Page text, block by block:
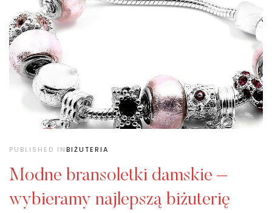
PUBLISHED INBIŻUTERIA
Modne bransoletki damskie –
wybieramy najlepszą biżuterię